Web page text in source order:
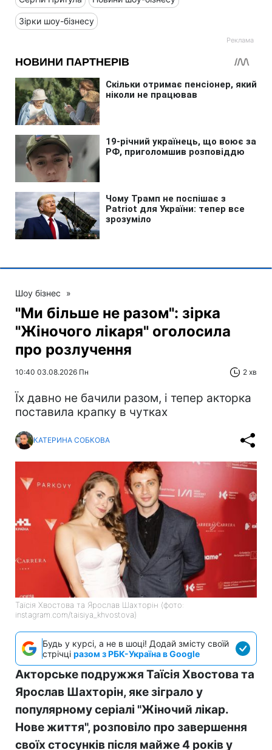
Зірки шоу-бізнесу
Шоу бізнес »
"Ми більше не разом": зірка
"Жіночого лікаря" оголосила
про розлучення
10:40 03.08.2026 Пн 2 хв
Їх давно не бачили разом, і тепер акторка
поставила крапку в чутках
КАТЕРИНА СОБКОВА
Таїсія Хвостова та Ярослав Шахторін (фото:
instagram.com/taisiya_khvostova)
Будь у курсі, а не в шоці! Додай змісту своїй
стрічці разом з РБК-Україна в Google
Акторське подружжя Таїсія Хвостова та
Ярослав Шахторін, яке зіграло у
популярному серіалі "Жіночий лікар.
Нове життя", розповіло про завершення
своїх стосунків після майже 4 років у